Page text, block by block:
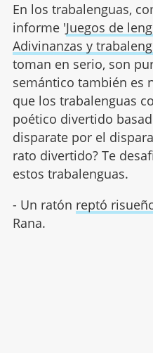
En los trabalenguas,
informe 'Juegos de
Adivinanzas y
toman en serio, son
semántico también es
que los trabalenguas
poético divertido
disparate por el
rato divertido? Te
estos trabalenguas.
- Un ratón reptó
Rana.